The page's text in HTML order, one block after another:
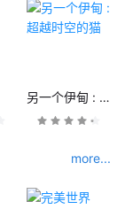
另一个伊甸 : 超越时空的猫
more...